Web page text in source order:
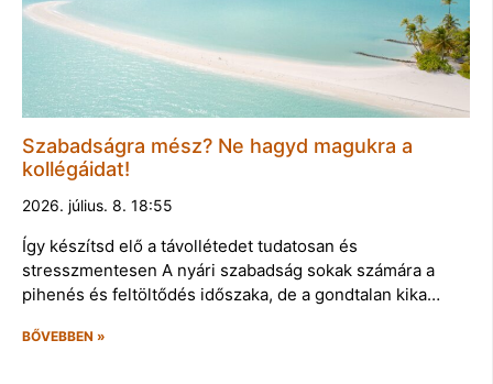
Szabadságra mész? Ne hagyd magukra a
kollégáidat!
2026. július. 8. 18:55
Így készítsd elő a távollétedet tudatosan és
stresszmentesen A nyári szabadság sokak számára a
pihenés és feltöltődés időszaka, de a gondtalan kika…
BŐVEBBEN »